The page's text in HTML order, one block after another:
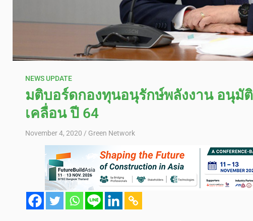
NEWS UPDATE
มติบอร์ดกองทุนอนุรักษ์พลังงาน อนุมั
เคลื่อน ปี 64
November 4, 2020 Green Network